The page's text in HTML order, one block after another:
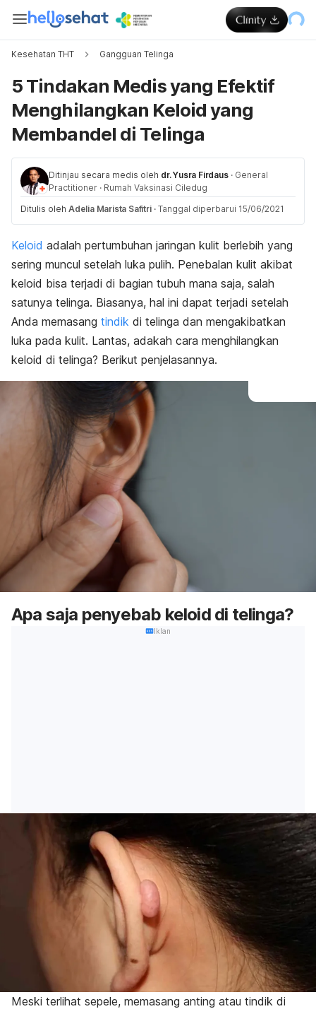
Kesehatan THT Gangguan Telinga
5 Tindakan Medis yang Efektif
Menghilangkan Keloid yang
Membandel di Telinga
Ditinjau secara medis oleh dr. Yusra Firdaus · General
Practitioner · Rumah Vaksinasi Ciledug
Ditulis oleh Adelia Marista Safitri · Tanggal diperbarui 15/06/2021
Keloid adalah pertumbuhan jaringan kulit berlebih yang
sering muncul setelah luka pulih. Penebalan kulit akibat
keloid bisa terjadi di bagian tubuh mana saja, salah
satunya telinga. Biasanya, hal ini dapat terjadi setelah
Anda memasang tindik di telinga dan mengakibatkan
luka pada kulit. Lantas, adakah cara menghilangkan
keloid di telinga? Berikut penjelasannya.
Apa saja penyebab keloid di telinga?
Iklan
Meski terlihat sepele, memasang anting atau tindik di